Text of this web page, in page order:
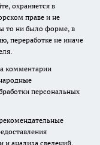
охраняется в
праве и не
то ни было форме, в
переработке не иначе
комментарии
персональных
и анализа сведений,